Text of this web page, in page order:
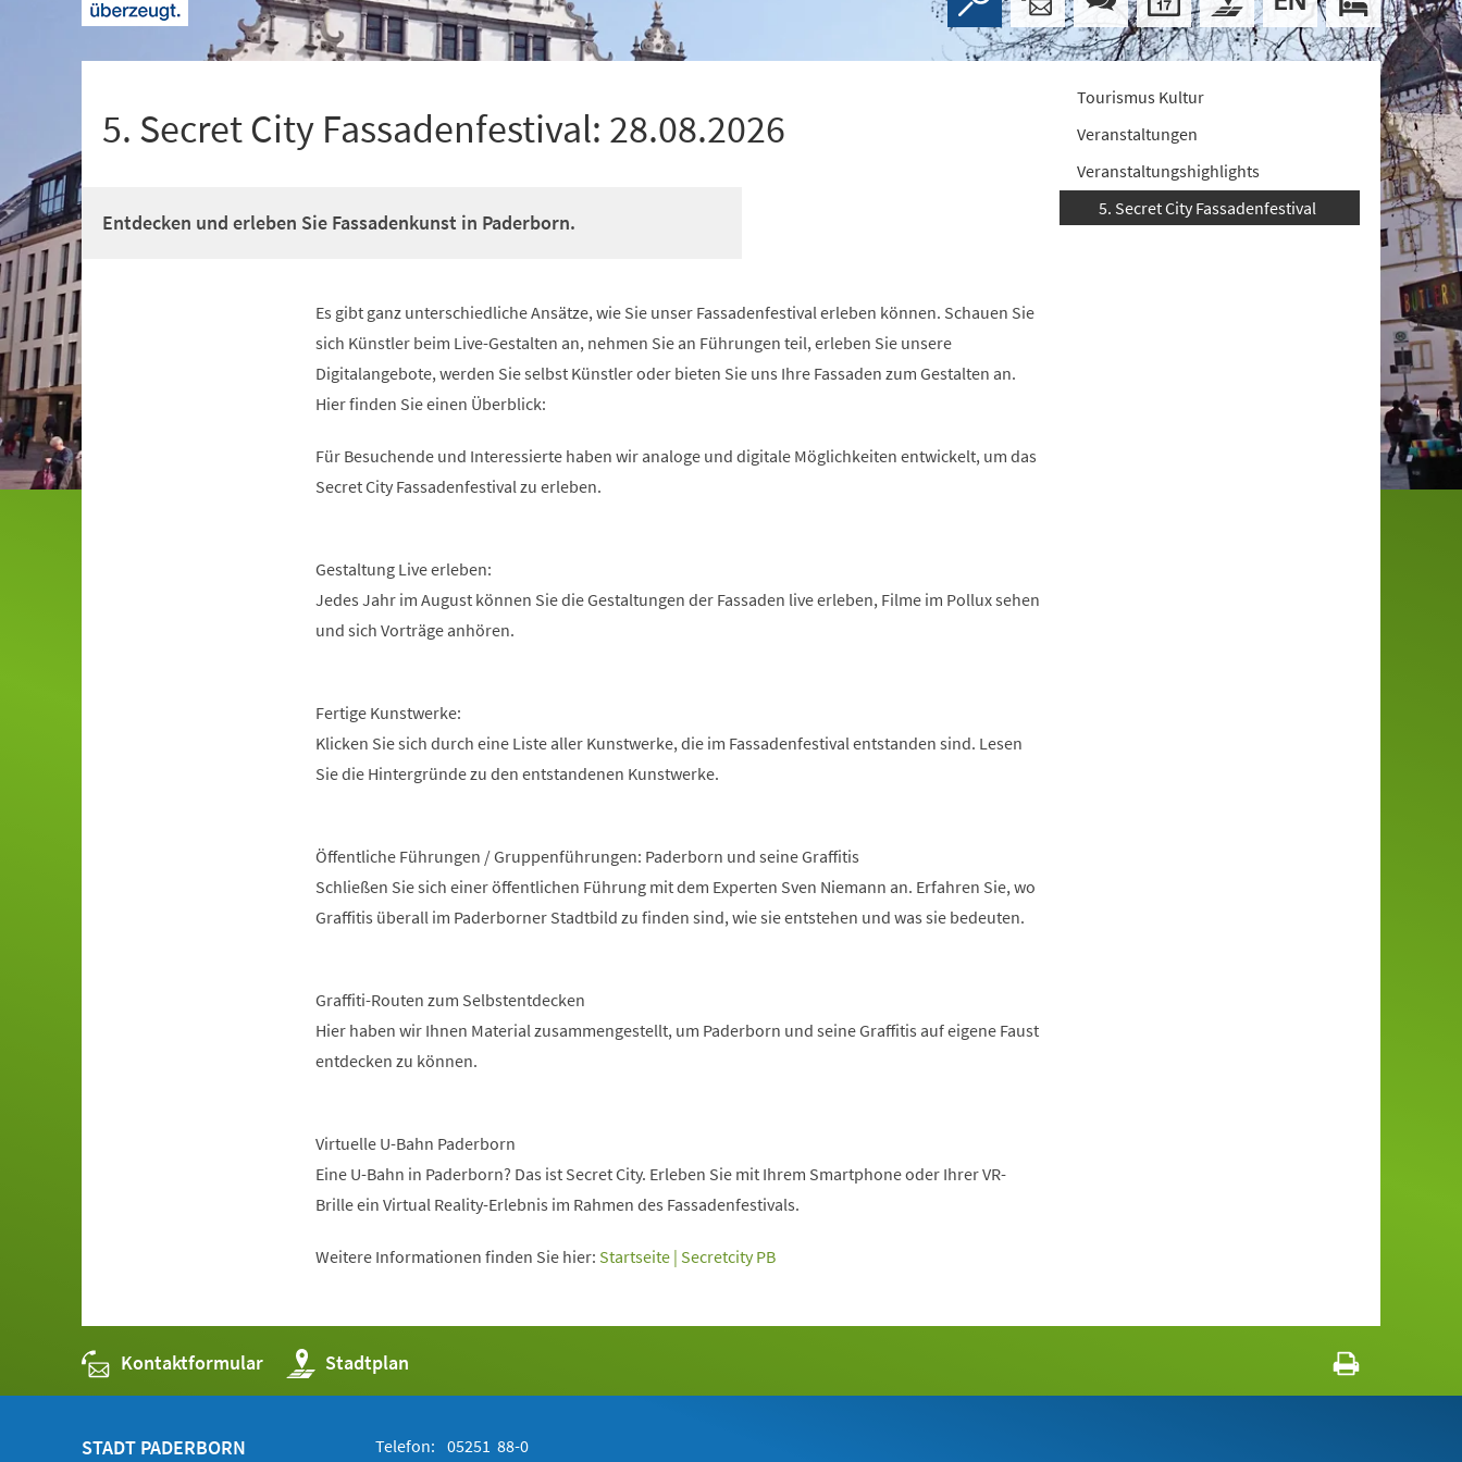
5. Secret City Fassadenfestival: 28.08.2026
Entdecken und erleben Sie Fassadenkunst in Paderborn.
Es gibt ganz unterschiedliche Ansätze, wie Sie unser Fassadenfestival erleben können. Schauen Sie
sich Künstler beim Live-Gestalten an, nehmen Sie an Führungen teil, erleben Sie unsere
Digitalangebote, werden Sie selbst Künstler oder bieten Sie uns Ihre Fassaden zum Gestalten an.
Hier finden Sie einen Überblick:
Für Besuchende und Interessierte haben wir analoge und digitale Möglichkeiten entwickelt, um das
Secret City Fassadenfestival zu erleben.
Gestaltung Live erleben:
Jedes Jahr im August können Sie die Gestaltungen der Fassaden live erleben, Filme im Pollux sehen
und sich Vorträge anhören.
Fertige Kunstwerke:
Klicken Sie sich durch eine Liste aller Kunstwerke, die im Fassadenfestival entstanden sind. Lesen
Sie die Hintergründe zu den entstandenen Kunstwerke.
Öffentliche Führungen / Gruppenführungen: Paderborn und seine Graffitis
Schließen Sie sich einer öffentlichen Führung mit dem Experten Sven Niemann an. Erfahren Sie, wo
Graffitis überall im Paderborner Stadtbild zu finden sind, wie sie entstehen und was sie bedeuten.
Graffiti-Routen zum Selbstentdecken
Hier haben wir Ihnen Material zusammengestellt, um Paderborn und seine Graffitis auf eigene Faust
entdecken zu können.
Virtuelle U-Bahn Paderborn
Eine U-Bahn in Paderborn? Das ist Secret City. Erleben Sie mit Ihrem Smartphone oder Ihrer VR-
Brille ein Virtual Reality-Erlebnis im Rahmen des Fassadenfestivals.
Weitere Informationen finden Sie hier: Startseite | Secretcity PB
Tourismus Kultur
Veranstaltungen
Veranstaltungshighlights
5. Secret City Fassadenfestival
Kontaktformular Stadtplan
(Öffnet
in
einem
STADT PADERBORN Telefon: 05251 88-0